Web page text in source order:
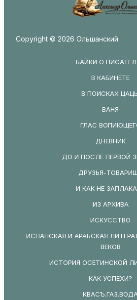
Copyright © 2026 Ольшанский
БАЙКИ О
В КАБИНЕТЕ
В ПОИСКАХ
ВАНЯ
ГЛАС
ДНЕВНИК
ДО И ПОСЛЕ ПЕРВОЙ
ДРУЗЬЯ-
И КАК НЕ
ИЗ АРХИВА
ИСКУССТВО
ИСПАНСКАЯ И АРАБСКАЯ
ВЕКОВ
ИСТОРИЯ ОСЕТИНСКОЙ
КАК УСПЕХИ?
КВАСЪ.ГАЗ.ВОДА